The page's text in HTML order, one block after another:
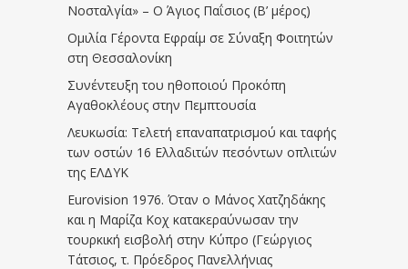
Νοσταλγία» – Ο Άγιος Παΐσιος (Β’ μέρος)
Ομιλία Γέροντα Εφραίμ σε Σύναξη Φοιτητών
στη Θεσσαλονίκη
Συνέντευξη του ηθοποιού Προκόπη
Αγαθοκλέους στην Πεμπτουσία
Λευκωσία: Τελετή επαναπατρισμού και ταφής
των οστών 16 Ελλαδιτών πεσόντων οπλιτών
της ΕΛΔΥΚ
Eurovision 1976. Όταν ο Μάνος Χατζηδάκης
και η Μαρίζα Κοχ κατακεραύνωσαν την
τουρκική εισβολή στην Κύπρο (Γεώργιος
Τάτσιος, τ. Πρόεδρος Πανελλήνιας